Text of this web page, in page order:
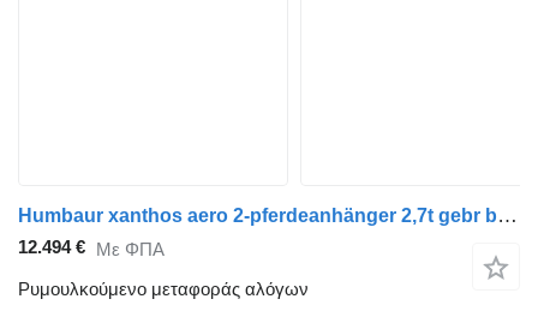
Humbaur xanthos aero 2-pferdeanhänger 2,7t gebr böckmann a. l
12.494 € Με ΦΠΑ
Ρυμουλκούμενο μεταφοράς αλόγων